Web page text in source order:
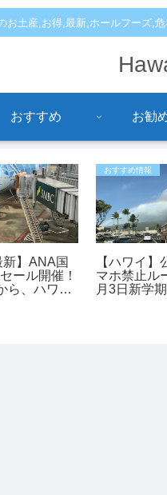
お土産,お得,最新,ホールフーズ,
おすすめ お勧
新】ANA国
ール開催！
ら、ハワイ
おすすめ情報
【ハワイ】
マホ禁止ル
月3日新学